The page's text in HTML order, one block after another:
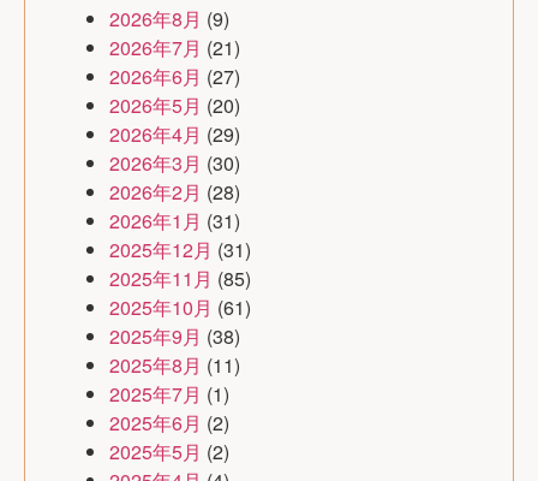
2026年8月 (9)
2026年7月 (21)
2026年6月 (27)
2026年5月 (20)
2026年4月 (29)
2026年3月 (30)
2026年2月 (28)
2026年1月 (31)
2025年12月 (31)
2025年11月 (85)
2025年10月 (61)
2025年9月 (38)
2025年8月 (11)
2025年7月 (1)
2025年6月 (2)
2025年5月 (2)